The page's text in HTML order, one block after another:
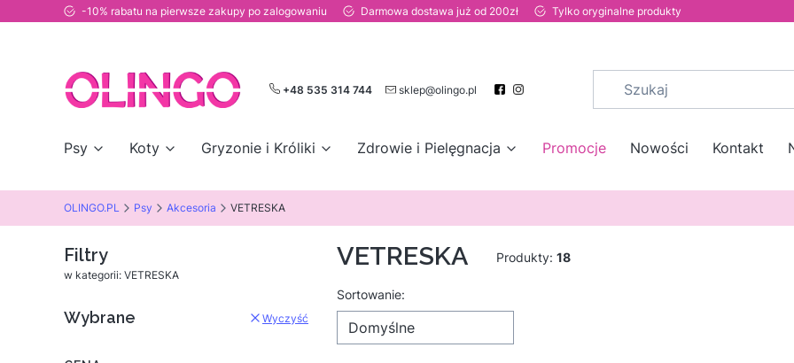
-10% rabatu na pierwsze zakupy po zalogowaniu Darmowa dostawa już od 200zł Tylko oryginalne produkty
+48 535 314 744 sklep@olingo.pl
Psy Koty Gryzonie i Króliki Zdrowie i Pielęgnacja Promocje Nowości Kontakt
OLINGO.PL Psy Akcesoria VETRESKA
Filtry
w kategorii: VETRESKA
Wybrane Wyczyść
VETRESKA Produkty: 18
Lista produktów
Sortowanie:
Domyślne